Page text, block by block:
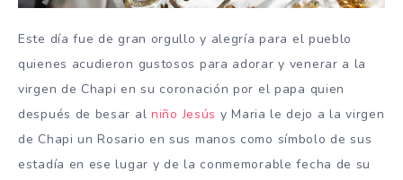
Este día fue de gran orgullo y alegría para el pueblo
quienes acudieron gustosos para adorar y venerar a la
virgen de Chapi en su coronación por el papa quien
después de besar al niño Jesús y Maria le dejo a la virgen
de Chapi un Rosario en sus manos como símbolo de sus
estadía en ese lugar y de la conmemorable fecha de su